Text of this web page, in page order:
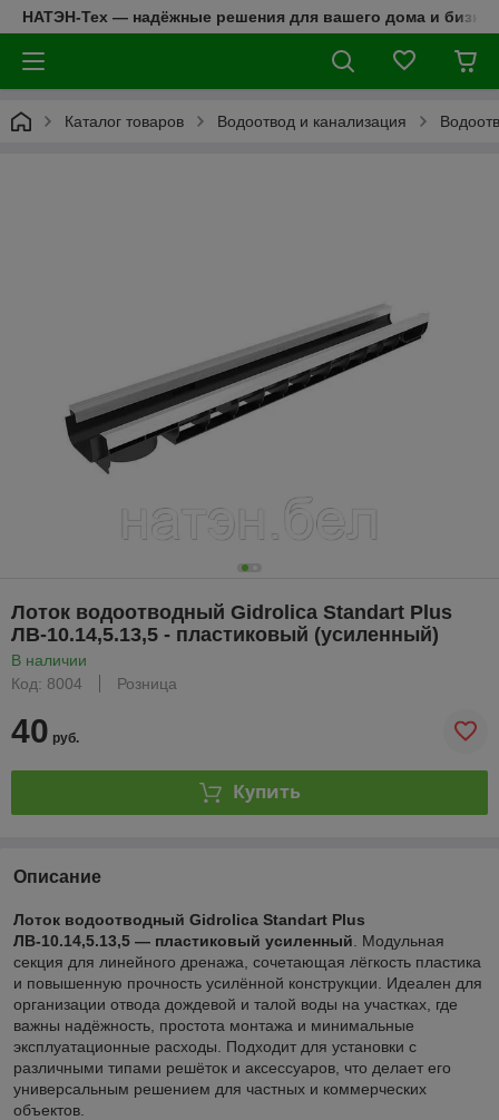
НАТЭН-Тех — надёжные решения для вашего дома и
Каталог товаров Водоотвод и канализация
Лоток водоотводный Gidrolica Standart Plus
ЛВ-10.14,5.13,5 - пластиковый (усиленный)
В наличии
Код: 8004
Розница
40 руб.
Купить
Описание
Лоток водоотводный Gidrolica Standart Plus
ЛВ‑10.14,5.13,5 — пластиковый усиленный . Модульная
секция для линейного дренажа, сочетающая лёгкость пластика
и повышенную прочность усилённой конструкции. Идеален для
организации отвода дождевой и талой воды на участках, где
важны надёжность, простота монтажа и минимальные
эксплуатационные расходы. Подходит для установки с
различными типами решёток и аксессуаров, что делает его
универсальным решением для частных и коммерческих
объектов.